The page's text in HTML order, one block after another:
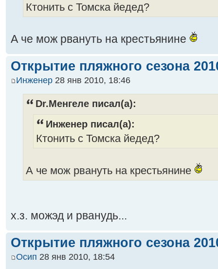
Ктонить с Томска йедед?
А че мож рвануть на крестьянине
Открытие пляжного сезона
Инженер 28 янв 2010, 18:46
Dr.Менгеле писал(а):
Инженер писал(а):
Ктонить с Томска йедед?
А че мож рвануть на крестьянине
х.з. можэд и рванудь...
Открытие пляжного сезона
Осип 28 янв 2010, 18:54